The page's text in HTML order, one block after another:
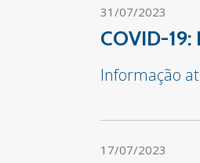
31/07/2023
COVID-
Informação
17/07/2023